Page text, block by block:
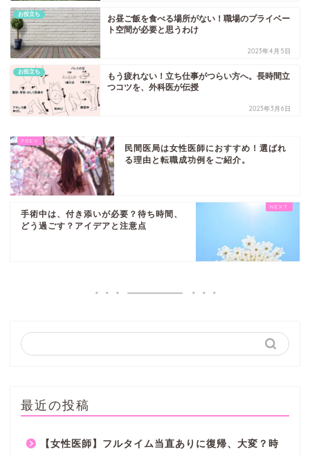
お役立ち
お昼ご飯を食べる場所がない！職場のプライベー
ト空間が必要と思うわけ
2023年4月5日
お役立ち
もう疲れない！立ち仕事がつらい方へ。長時間立
つコツを、外科医が伝授
2023年3月6日
民間医局は女性医師におすすめ！選ばれ
る理由と転職成功例をご紹介。
手術中は、付き添いが必要？待ち時間、
どう過ごす？アイデアと注意点
最近の投稿
【女性医師】フルタイム当直ありに復帰、大変？時